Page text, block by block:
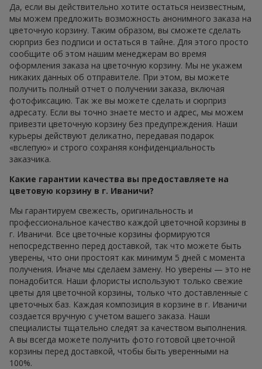
Да, если вы действительно хотите остаться неизвестным,
мы можем предложить возможность анонимного заказа на
цветочную корзину. Таким образом, вы сможете сделать
сюрприз без подписи и остаться в тайне. Для этого просто
сообщите об этом нашим менеджерам во время
оформления заказа на цветочную корзину. Мы не укажем
никаких данных об отправителе. При этом, вы можете
получить полный отчет о получении заказа, включая
фотофиксацию. Так же вы можете сделать и сюрприз
адресату. Если вы точно знаете место и адрес, мы можем
привезти цветочную корзину без предупреждения. Наши
курьеры действуют деликатно, передавая подарок
«вслепую» и строго сохраняя конфиденциальность
заказчика.
Какие гарантии качества вы предоставляете на
цветовую корзину в г. Иваничи?
Мы гарантируем свежесть, оригинальность и
профессиональное качество каждой цветочной корзины в
г. Иваничи. Все цветочные корзины формируются
непосредственно перед доставкой, так что можете быть
уверены, что они простоят как минимум 5 дней с момента
получения. Иначе мы сделаем замену. Но уверены — это не
понадобится. Наши флористы используют только свежие
цветы для цветочной корзины, только что доставленные с
цветочных баз. Каждая композиция в корзине в г. Иваничи
создается вручную с учетом вашего заказа. Наши
специалисты тщательно следят за качеством выполнения.
А вы всегда можете получить фото готовой цветочной
корзины перед доставкой, чтобы быть уверенными на
100%.